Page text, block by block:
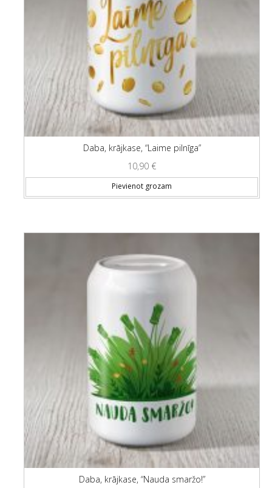
Daba, krājkase, “Laime pilnīga”
10,90 €
Pievienot grozam
Daba, krājkase, “Nauda smaržo!”